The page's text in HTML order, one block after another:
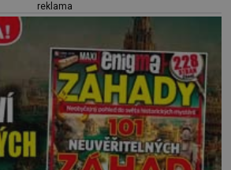
nevyřízené účty. […]
bolestně strhl ruku, ale další úder ho
zasáhl dříve, než si vůbec uvědomil
pohyb: tiše, nelidsky přesně. „Odkud…?“
zachrčel starší student, ale v houštině
na břehu nebyl nikdo, kdo by po nich
mohl cokoliv házet. A když se […]
reklama